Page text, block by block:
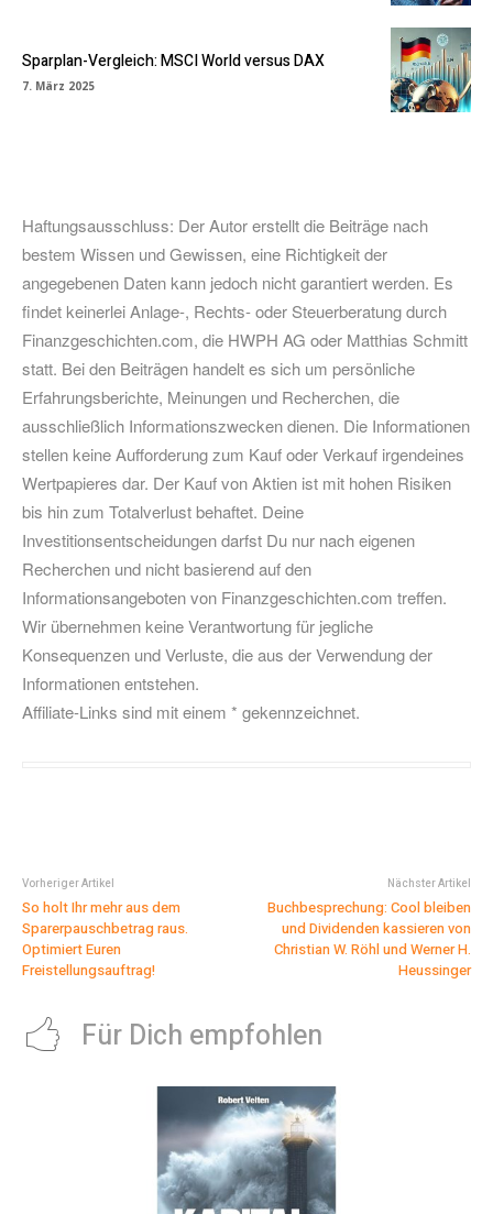
Sparplan-Vergleich: MSCI World versus DAX
7. März 2025
Haftungsausschluss: Der Autor erstellt die Beiträge nach
bestem Wissen und Gewissen, eine Richtigkeit der
angegebenen Daten kann jedoch nicht garantiert werden. Es
findet keinerlei Anlage-, Rechts- oder Steuerberatung durch
Finanzgeschichten.com, die HWPH AG oder Matthias Schmitt
statt. Bei den Beiträgen handelt es sich um persönliche
Erfahrungsberichte, Meinungen und Recherchen, die
ausschließlich Informationszwecken dienen. Die Informationen
stellen keine Aufforderung zum Kauf oder Verkauf irgendeines
Wertpapieres dar. Der Kauf von Aktien ist mit hohen Risiken
bis hin zum Totalverlust behaftet. Deine
Investitionsentscheidungen darfst Du nur nach eigenen
Recherchen und nicht basierend auf den
Informationsangeboten von Finanzgeschichten.com treffen.
Wir übernehmen keine Verantwortung für jegliche
Konsequenzen und Verluste, die aus der Verwendung der
Informationen entstehen.
Affiliate-Links sind mit einem * gekennzeichnet.
Vorheriger Artikel
So holt Ihr mehr aus dem
Sparerpauschbetrag raus.
Optimiert Euren
Freistellungsauftrag!
Nächster Artikel
Buchbesprechung: Cool bleiben
und Dividenden kassieren von
Christian W. Röhl und Werner H.
Heussinger
Für Dich empfohlen